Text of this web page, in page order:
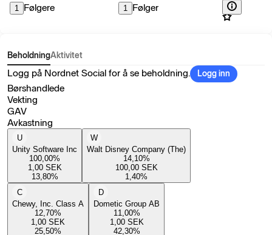
1 Følgere 1 Følger
BeholdningAktivitet
Logg på Nordnet Social for å se beholdning. Logg inn
Børshandlede
Vekting
GAV
Avkastning
U
Unity Software Inc
100,00%
1,00 SEK
13,80%
W
Walt Disney Company (The)
14,10%
100,00 SEK
1,40%
C
Chewy, Inc. Class A
12,70%
1,00 SEK
25,50%
D
Dometic Group AB
11,00%
1,00 SEK
42,30%